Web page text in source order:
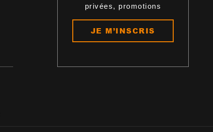
privées, promotions
JE M’INSCRIS